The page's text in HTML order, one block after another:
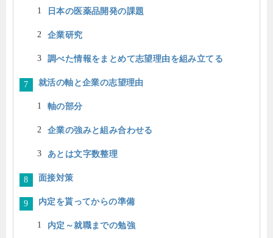
日本の医薬品開発の課題
企業研究
調べた情報をまとめて志望理由を組み立てる
就活の軸と企業の志望理由
軸の部分
企業の強みと組み合わせる
あとは文字数整理
面接対策
内定を貰ってからの準備
内定～就職までの勉強